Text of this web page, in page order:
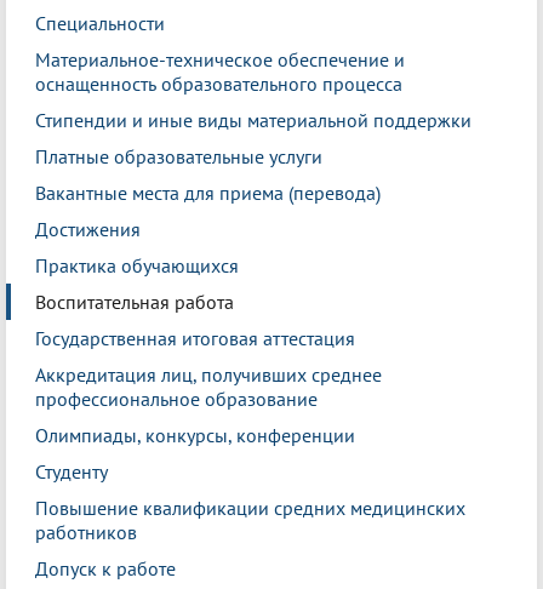
Специальности
Материальное-техническое обеспечение и
оснащенность образовательного процесса
Стипендии и иные виды материальной поддержки
Платные образовательные услуги
Вакантные места для приема (перевода)
Достижения
Практика обучающихся
Воспитательная работа
Государственная итоговая аттестация
Аккредитация лиц, получивших среднее
профессиональное образование
Олимпиады, конкурсы, конференции
Студенту
Повышение квалификации средних медицинских
работников
Допуск к работе